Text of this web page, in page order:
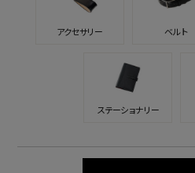
アクセサリー ベルト
ステーショナリー